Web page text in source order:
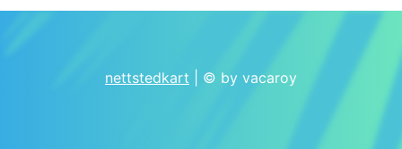
nettstedkart | © by vacaroy